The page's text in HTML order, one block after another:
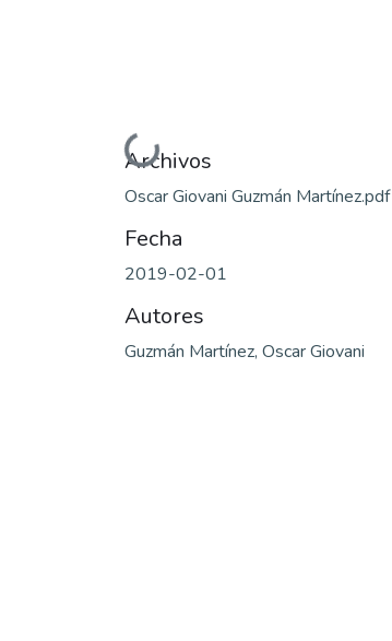
Cargando...
Archivos
Oscar Giovani Guzmán Martínez.pdf
Fecha
2019-02-01
Autores
Guzmán Martínez, Oscar Giovani